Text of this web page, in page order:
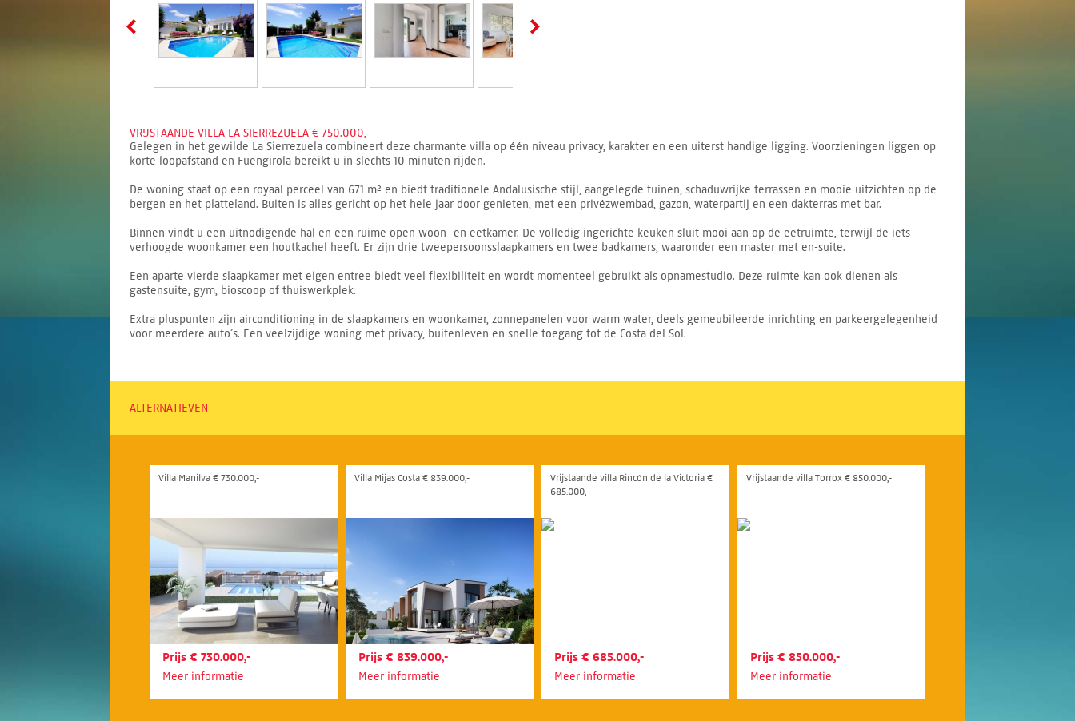
VRIJSTAANDE VILLA LA SIERREZUELA € 750.000,-
Gelegen in het gewilde La Sierrezuela combineert deze charmante villa op één niveau privacy, karakter en een uiterst handige ligging. Voorzieningen liggen op
korte loopafstand en Fuengirola bereikt u in slechts 10 minuten rijden.
De woning staat op een royaal perceel van 671 m² en biedt traditionele Andalusische stijl, aangelegde tuinen, schaduwrijke terrassen en mooie uitzichten op de
bergen en het platteland. Buiten is alles gericht op het hele jaar door genieten, met een privézwembad, gazon, waterpartij en een dakterras met bar.
Binnen vindt u een uitnodigende hal en een ruime open woon- en eetkamer. De volledig ingerichte keuken sluit mooi aan op de eetruimte, terwijl de iets
verhoogde woonkamer een houtkachel heeft. Er zijn drie tweepersoonsslaapkamers en twee badkamers, waaronder een master met en-suite.
Een aparte vierde slaapkamer met eigen entree biedt veel flexibiliteit en wordt momenteel gebruikt als opnamestudio. Deze ruimte kan ook dienen als
gastensuite, gym, bioscoop of thuiswerkplek.
Extra pluspunten zijn airconditioning in de slaapkamers en woonkamer, zonnepanelen voor warm water, deels gemeubileerde inrichting en parkeergelegenheid
voor meerdere auto’s. Een veelzijdige woning met privacy, buitenleven en snelle toegang tot de Costa del Sol.
ALTERNATIEVEN
Villa Manilva € 730.000,-
Prijs € 730.000,-
Meer informatie
Villa Mijas Costa € 839.000,-
Prijs € 839.000,-
Meer informatie
Vrijstaande villa Rincón de la Victoria €
685.000,-
Prijs € 685.000,-
Meer informatie
Vrijstaande villa Torrox € 850.000,-
Prijs € 850.000,-
Meer informatie